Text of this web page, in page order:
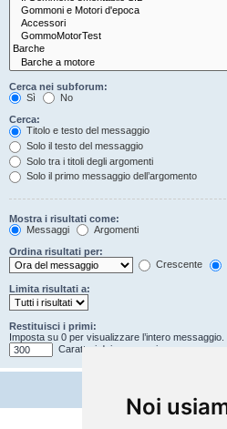
Noi
Cerca nei subforum:
Sì
No
Cerca:
Titolo e testo del messaggio
Solo il testo del messaggio
Solo tra i titoli degli argomenti
Solo il primo messaggio dell’argomento
Mostra i risultati come:
Messaggi
Argomenti
Ordina risultati per:
Crescente
Limita risultati a:
Restituisci i primi:
Imposta su 0 per visualizzare l’intero messaggio.
Caratteri dei messaggi